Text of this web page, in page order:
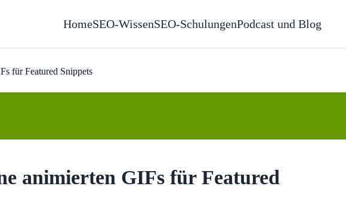
HomeSEO-WissenSEO-SchulungenPodcast und Blog
für Featured Snippets
animierten GIFs für Featured